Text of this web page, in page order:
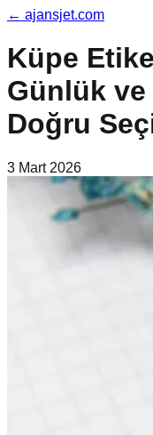
← ajansjet.com
Küpe
Günlük
Doğru
3 Mart 2026